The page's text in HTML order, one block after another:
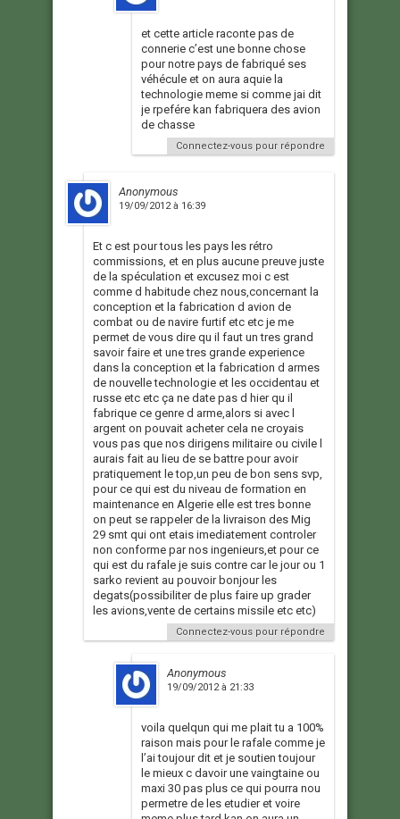
et cette article raconte pas de
connerie c’est une bonne chose
pour notre pays de fabriqué ses
véhécule et on aura aquie la
technologie meme si comme jai dit
je rpefére kan fabriquera des avion
de chasse
Connectez-vous pour répondre
Anonymous
19/09/2012 à 16:39
Et c est pour tous les pays les rétro
commissions, et en plus aucune preuve juste
de la spéculation et excusez moi c est
comme d habitude chez nous,concernant la
conception et la fabrication d avion de
combat ou de navire furtif etc etc je me
permet de vous dire qu il faut un tres grand
savoir faire et une tres grande experience
dans la conception et la fabrication d armes
de nouvelle technologie et les occidentau et
russe etc etc ça ne date pas d hier qu il
fabrique ce genre d arme,alors si avec l
argent on pouvait acheter cela ne croyais
vous pas que nos dirigens militaire ou civile l
aurais fait au lieu de se battre pour avoir
pratiquement le top,un peu de bon sens svp,
pour ce qui est du niveau de formation en
maintenance en Algerie elle est tres bonne
on peut se rappeler de la livraison des Mig
29 smt qui ont etais imediatement controler
non conforme par nos ingenieurs,et pour ce
qui est du rafale je suis contre car le jour ou 1
sarko revient au pouvoir bonjour les
degats(possibiliter de plus faire up grader
les avions,vente de certains missile etc etc)
Connectez-vous pour répondre
Anonymous
19/09/2012 à 21:33
voila quelqun qui me plait tu a 100%
raison mais pour le rafale comme je
l’ai toujour dit et je soutien toujour
le mieux c davoir une vaingtaine ou
maxi 30 pas plus ce qui pourra nou
permetre de les etudier et voire